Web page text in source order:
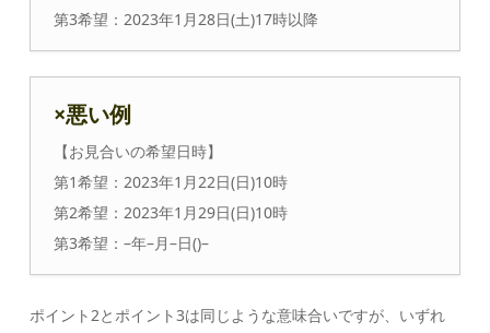
第3希望：2023年1月28日(土)17時以降
×悪い例
【お見合いの希望日時】
第1希望：2023年1月22日(日)10時
第2希望：2023年1月29日(日)10時
第3希望：–年–月–日()–
ポイント2とポイント3は同じような意味合いですが、いずれ